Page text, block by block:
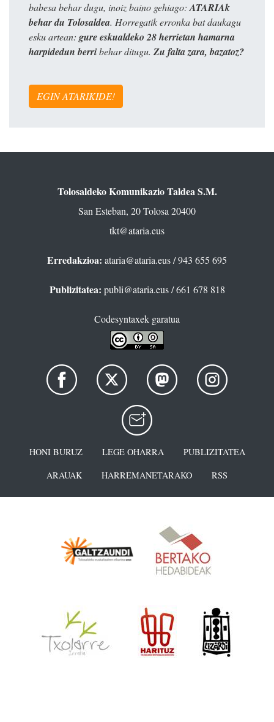
babesa behar dugu, inoiz baino gehiago:ATARIAk
behar du Tolosaldea. Horregatik erronka bat daukagu
esku artean: gure eskualdeko 28 herrietan hamarna
harpidedun berribehar ditugu. Zu falta zara, bazatoz?
EGIN ATARIKIDE!
Tolosaldeko Komunikazio Taldea S.M.
San Esteban, 20 Tolosa 20400
tkt@ataria.eus
Erredakzioa: ataria@ataria.eus/ 943 655 695
Publizitatea: publi@ataria.eus/ 661 678 818
Codesyntaxek garatua
HONI BURUZ LEGE OHARRA
PUBLIZITATEA
ARAUAK
HARREMANETARAKO RSS